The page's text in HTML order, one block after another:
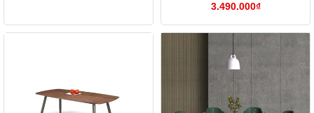
3.490.000₫